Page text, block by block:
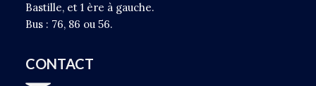
Bastille, et 1 ère à gauche.
Bus : 76, 86 ou 56.
CONTACT